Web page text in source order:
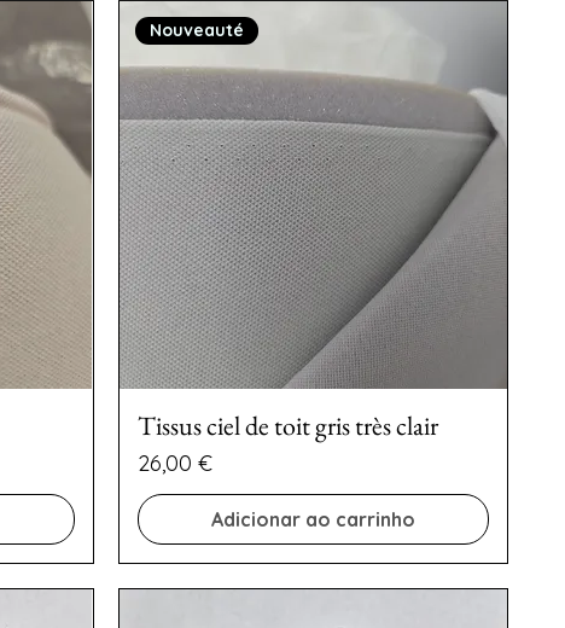
Nouveauté
Tissus ciel de toit gris très clair
Preço
26,00 €
Adicionar ao carrinho